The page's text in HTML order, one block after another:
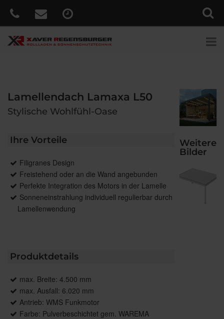
Lamellendach Lamaxa L50
Stylische Wohlfühl-Oase
Ihre Vorteile
Filigranes Design
Freistehend oder an die Wand angebunden
Perfekte Integration des Motors in der Lamelle
Sonneneinstrahlung individuell regulierbar durch
Lamellenwendung
Produktdetails
max. Breite: 4.500 mm
max. Ausfall: 6.020 mm
Antrieb: WMS Funkmotor
Farbe: Pulverbeschichtet gem. WAREMA
Weitere
Bilder